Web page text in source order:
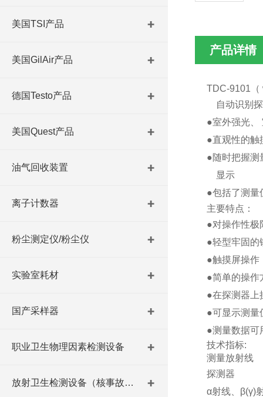
美国TSI产品
美国GilAir产品
德国Testo产品
美国Quest产品
油气回收装置
离子计数器
粉尘测定仪/粉尘仪
实验室耗材
国产采样器
职业卫生物理因素检测设备
放射卫生检测设备（核事故与放射医学）
产品详情
TDC-9101（
自动识别探
●室外强光
●直观性的
●随时把握
显示
●包括了测量
主要特点：
●对操作性
●轻型牢固
●触摸屏操
●简单的操
●在探测器
●可显示测
●测量数据可
技术指标:
测量放射线
探测器
α射线、β(γ)